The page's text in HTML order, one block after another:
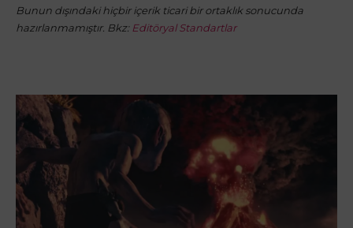
Bunun dışındaki hiçbir içerik ticari bir ortaklık sonucunda
hazırlanmamıştır. Bkz: Editöryal Standartlar